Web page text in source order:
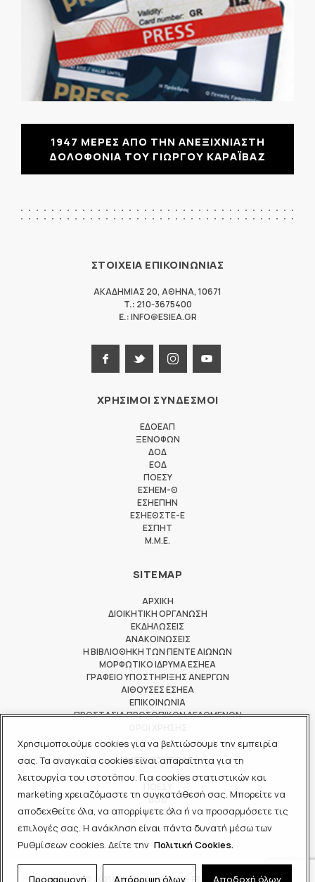
Χρησιμοποιούμε cookies για να βελτιώσουμε την εμπειρία
σας. Τα αναγκαία cookies είναι απαραίτητα για τη
λειτουργία του ιστοτόπου. Για cookies στατιστικών και
marketing χρειαζόμαστε τη συγκατάθεσή σας. Μπορείτε να
αποδεχθείτε όλα, να απορρίψετε όλα ή να προσαρμόσετε τις
επιλογές σας. Η ανάκληση είναι πάντα δυνατή μέσω των
Ρυθμίσεων cookies. Δείτε την Πολιτική Cookies.
Προσαρμογή Απόρριψη όλων Αποδοχή όλων
1947 ΜΕΡΕΣ ΑΠΟ ΤΗΝ ΑΝΕΞΙΧΝΙΑΣΤΗ
ΔΟΛΟΦΟΝΙΑ ΤΟΥ ΓΙΩΡΓΟΥ ΚΑΡΑΪΒΑΖ
ΣΤΟΙΧΕΙΑ ΕΠΙΚΟΙΝΩΝΙΑΣ
ΑΚΑΔΗΜΙΑΣ 20, ΑΘΗΝΑ, 10671
T.: 210-3675400
E.:INFO@ESIEA.GR
ΧΡΗΣΙΜΟΙ ΣΥΝΔΕΣΜΟΙ
ΕΔΟΕΑΠ
ΞΕΝΟΦΩΝ
ΔΟΔ
ΕΟΔ
ΠΟΕΣΥ
ΕΣΗΕΜ-Θ
ΕΣΗΕΠΗΝ
ΕΣΗΕΘΣΤΕ-Ε
ΕΣΠΗΤ
M.M.E.
SITEMAP
ΑΡΧΙΚΗ
ΔΙΟΙΚΗΤΙΚΗ ΟΡΓΑΝΩΣΗ
ΕΚΔΗΛΩΣΕΙΣ
ΑΝΑΚΟΙΝΩΣΕΙΣ
Η ΒΙΒΛΙΟΘΗΚΗ ΤΩΝ ΠΕΝΤΕ ΑΙΩΝΩΝ
ΜΟΡΦΩΤΙΚΟ ΙΔΡΥΜΑ ΕΣΗΕΑ
ΓΡΑΦΕΙΟ ΥΠΟΣΤΗΡΙΞΗΣ ΑΝΕΡΓΩΝ
ΑΙΘΟΥΣΕΣ ΕΣΗΕΑ
ΕΠΙΚΟΙΝΩΝΙΑ
ΠΡΟΣΤΑΣΙΑ ΠΡΟΣΩΠΙΚΩΝ ΔΕΔΟΜΕΝΩΝ
ΜΕΛΟΣ ΤΩΝ
ΔΟΔ
ΕΟΔ
© 2021 ΕΣΗΕΑ - ALL RIGHTS RESERVED